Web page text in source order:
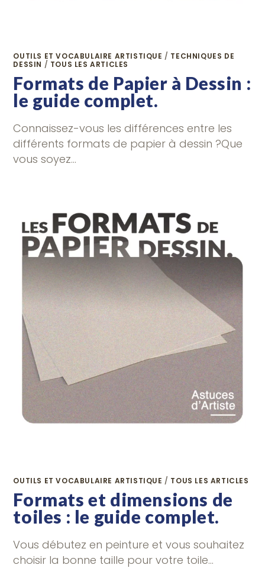
OUTILS ET VOCABULAIRE ARTISTIQUE / TECHNIQUES DE
DESSIN / TOUS LES ARTICLES
Formats de Papier à Dessin :
le guide complet.
Connaissez-vous les différences entre les
différents formats de papier à dessin ?Que
vous soyez…
OUTILS ET VOCABULAIRE ARTISTIQUE / TOUS LES ARTICLES
Formats et dimensions de
toiles : le guide complet.
Vous débutez en peinture et vous souhaitez
choisir la bonne taille pour votre toile…